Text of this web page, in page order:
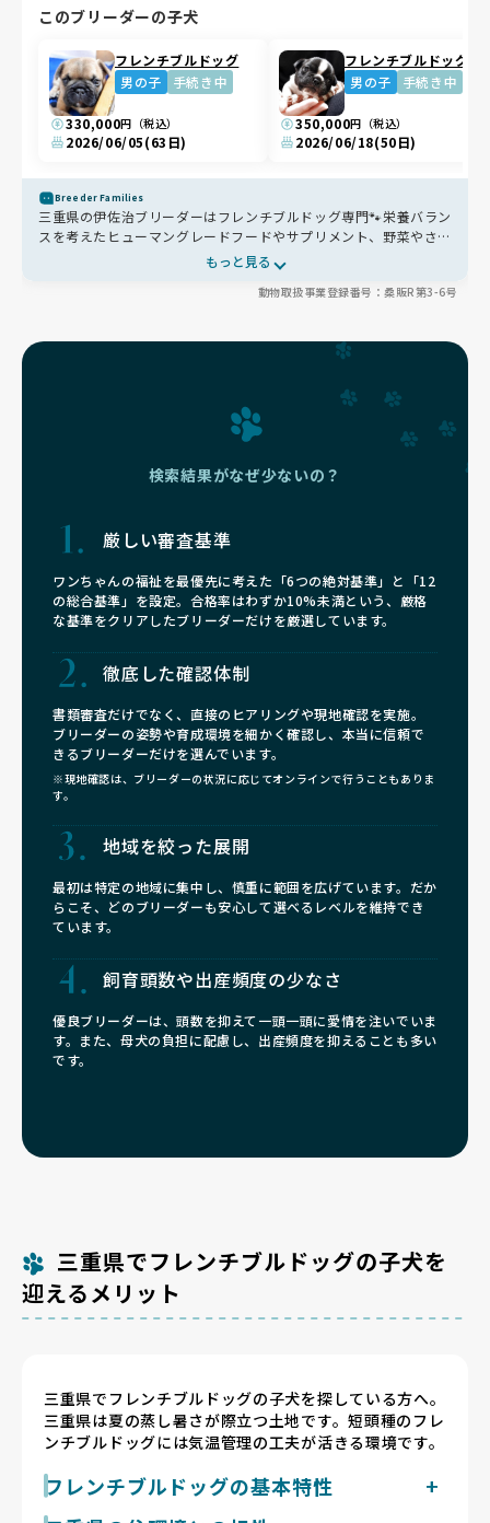
このブリーダーの子犬
フレンチブルドッグ
男の子
手続き中
330,000円（税込）
2026/06/05(63日)
フレンチブルドッグ
男の子
手続き中
350,000円（税込）
2026/06/18(50日)
Breeder Families
三重県の伊佐治ブリーダーはフレンチブルドッグ専門🐾栄養バラン
スを考えたヒューマングレードフードやサプリメント、野菜やささ
みのトッピングで健康をサポート。室内ではのびのび自由に過ご
し、成犬は毎日散歩に出かけることで社会性や心の安定を育みます
🐶さらに子犬は母犬や兄弟犬だけでなく、おばちゃん犬などとも自
もっと見る
動物取扱事業登録番号：桑販R第3-6号
検索結果がなぜ少ないの？
厳しい審査基準
ワンちゃんの福祉を最優先に考えた「6つの絶対基準」と「12
の総合基準」を設定。合格率はわずか10%未満という、厳格
な基準をクリアしたブリーダーだけを厳選しています。
徹底した確認体制
書類審査だけでなく、直接のヒアリングや現地確認を実施。
ブリーダーの姿勢や育成環境を細かく確認し、本当に信頼で
きるブリーダーだけを選んでいます。
※現地確認は、ブリーダーの状況に応じてオンラインで行うこともありま
す。
地域を絞った展開
最初は特定の地域に集中し、慎重に範囲を広げています。だか
らこそ、どのブリーダーも安心して選べるレベルを維持でき
ています。
飼育頭数や出産頻度の少なさ
優良ブリーダーは、頭数を抑えて一頭一頭に愛情を注いでいま
す。また、母犬の負担に配慮し、出産頻度を抑えることも多い
です。
三重県でフレンチブルドッグの子犬を
迎えるメリット
三重県でフレンチブルドッグの子犬を探している方へ。
三重県は夏の蒸し暑さが際立つ土地です。短頭種のフレ
ンチブルドッグには気温管理の工夫が活きる環境です。
フレンチブルドッグの基本特性